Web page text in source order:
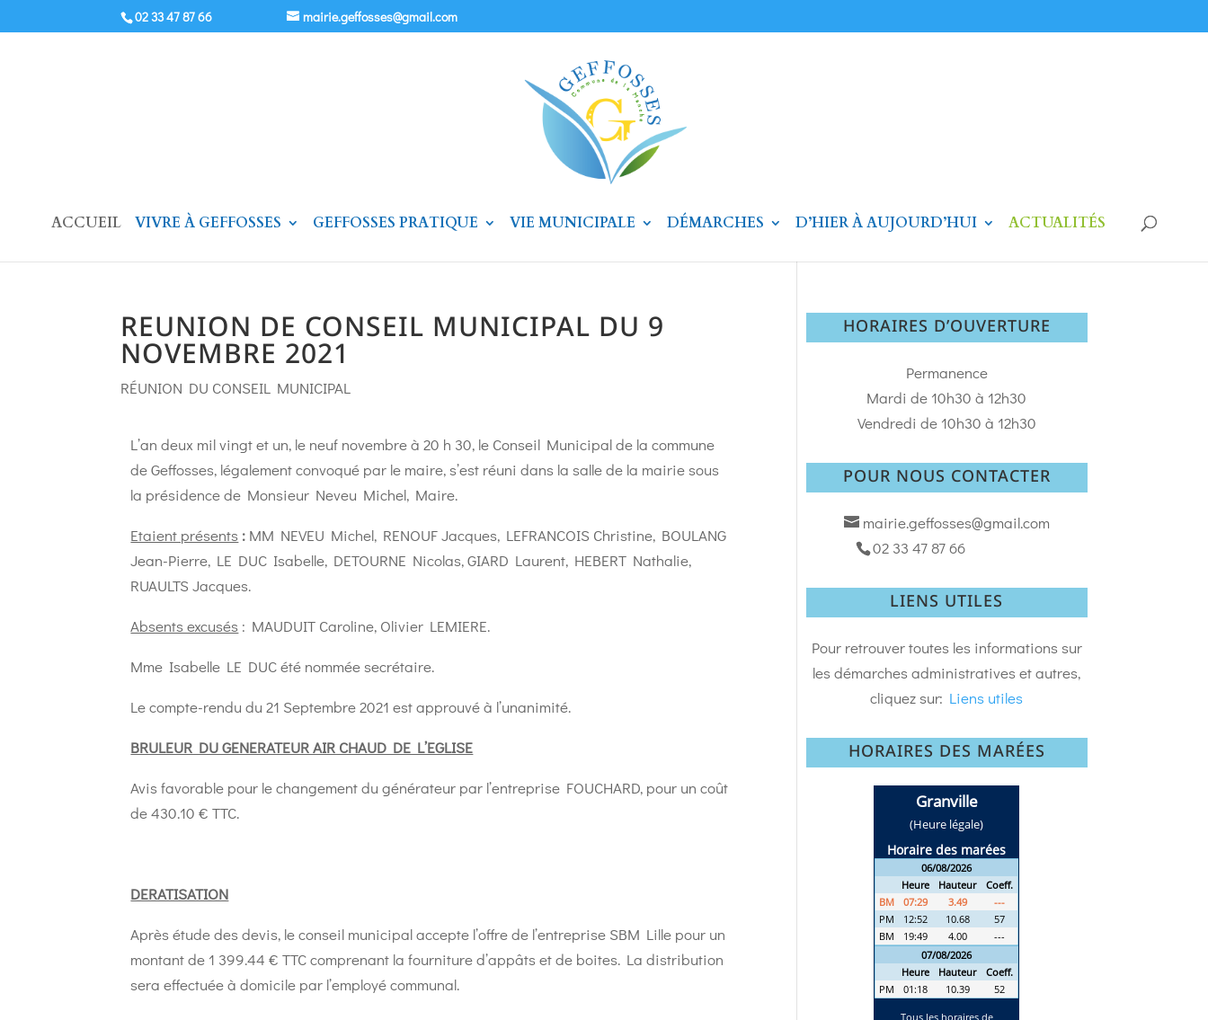
02 33 47 87 66 mairie.geffosses@gmail.com
ACCUEIL VIVRE À GEFFOSSES GEFFOSSES PRATIQUE VIE MUNICIPALE DÉMARCHES D’HIER À AUJOURD’HUI ACTUALITÉS
REUNION DE CONSEIL MUNICIPAL DU 9
NOVEMBRE 2021
RÉUNION DU CONSEIL MUNICIPAL
L’an deux mil vingt et un, le neuf novembre à 20 h 30, le Conseil Municipal de la commune
de Geffosses, légalement convoqué par le maire, s’est réuni dans la salle de la mairie sous
la présidence de Monsieur Neveu Michel, Maire.
Etaient présents : MM NEVEU Michel, RENOUF Jacques, LEFRANCOIS Christine, BOULANG
Jean-Pierre, LE DUC Isabelle, DETOURNE Nicolas, GIARD Laurent, HEBERT Nathalie,
RUAULTS Jacques.
Absents excusés : MAUDUIT Caroline, Olivier LEMIERE.
Mme Isabelle LE DUC été nommée secrétaire.
Le compte-rendu du 21 Septembre 2021 est approuvé à l’unanimité.
BRULEUR DU GENERATEUR AIR CHAUD DE L’EGLISE
Avis favorable pour le changement du générateur par l’entreprise FOUCHARD, pour un coût
de 430.10 € TTC.
DERATISATION
Après étude des devis, le conseil municipal accepte l’offre de l’entreprise SBM Lille pour un
montant de 1 399.44 € TTC comprenant la fourniture d’appâts et de boites. La distribution
sera effectuée à domicile par l’employé communal.
HORAIRES D’OUVERTURE
Permanence
Mardi de 10h30 à 12h30
Vendredi de 10h30 à 12h30
POUR NOUS CONTACTER
mairie.geffosses@gmail.com
02 33 47 87 66
LIENS UTILES
Pour retrouver toutes les informations sur
les démarches administratives et autres,
cliquez sur: Liens utiles
HORAIRES DES MARÉES